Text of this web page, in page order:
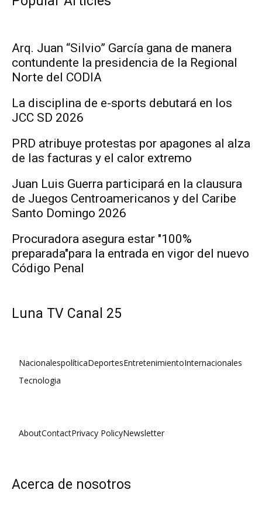
Arq. Juan “Silvio” García gana de manera
contundente la presidencia de la Regional
Norte del CODIA
La disciplina de e-sports debutará en los
JCC SD 2026
PRD atribuye protestas por apagones al alza
de las facturas y el calor extremo
Juan Luis Guerra participará en la clausura
de Juegos Centroamericanos y del Caribe
Santo Domingo 2026
Procuradora asegura estar "100%
preparada"para la entrada en vigor del nuevo
Código Penal
Luna TV Canal 25
NacionalespolíticaDeportesEntretenimientoInternacionales
Tecnologia
AboutContactPrivacy PolicyNewsletter
Acerca de nosotros